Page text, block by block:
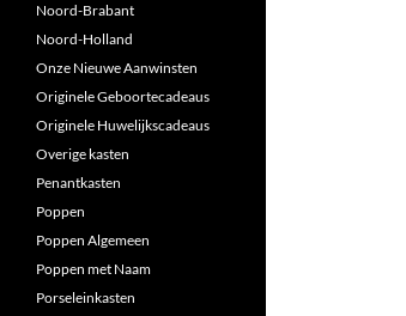
Noord-Brabant
Noord-Holland
Onze Nieuwe Aanwinsten
Originele Geboortecadeaus
Originele Huwelijkscadeaus
Overige kasten
Penantkasten
Poppen
Poppen Algemeen
Poppen met Naam
Porseleinkasten